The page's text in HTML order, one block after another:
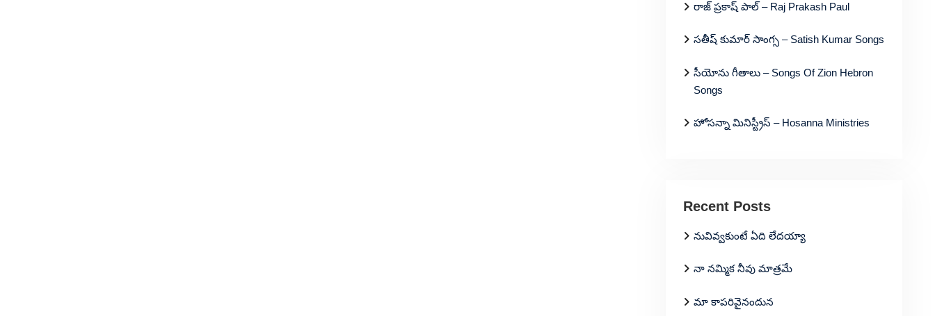
రాజ్ ప్రకాష్ పాల్ – Raj Prakash Paul
సతీష్ కుమార్ సాంగ్స – Satish Kumar Songs
సీయోను గీతాలు – Songs Of Zion Hebron
Songs
హోసన్నా మినిస్ట్రీస్ – Hosanna Ministries
Recent Posts
నువివ్వకుంటే ఏది లేదయ్యా
నా నమ్మిక నీవు మాత్రమే
మా కాపరివైనందున